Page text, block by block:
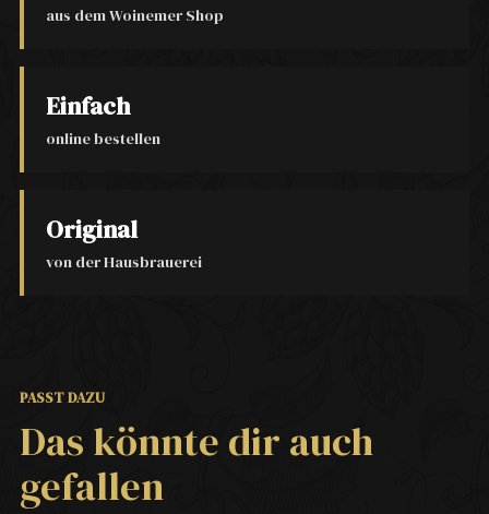
aus dem Woinemer Shop
Einfach
online bestellen
Original
von der Hausbrauerei
PASST DAZU
Das könnte dir auch
gefallen